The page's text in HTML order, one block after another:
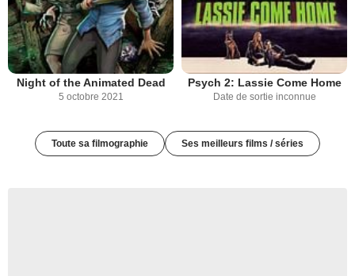
Night of the Animated Dead
5 octobre 2021
Psych 2: Lassie Come Home
Date de sortie inconnue
Toute sa filmographie Ses meilleurs films / séries